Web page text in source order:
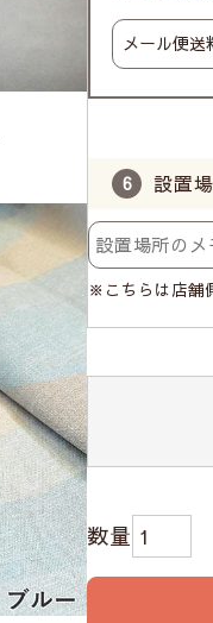
設置
※こちらは店舗